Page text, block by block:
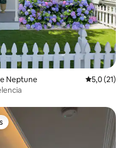
Neptune Calificación
5,0 (21)